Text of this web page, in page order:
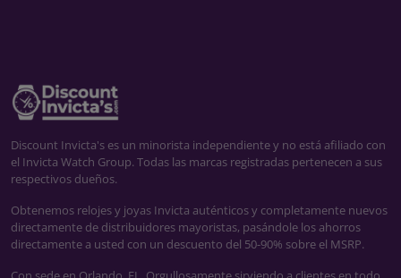
Discount Invicta's es un minorista independiente y no está afiliado con
el Invicta Watch Group. Todas las marcas registradas pertenecen a sus
respectivos dueños.
Obtenemos relojes y joyas Invicta auténticos y completamente nuevos
directamente de distribuidores mayoristas, pasándole los ahorros
directamente a usted con un descuento del 50-90% sobre el MSRP.